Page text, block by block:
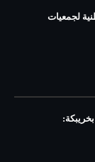
لجمعيات